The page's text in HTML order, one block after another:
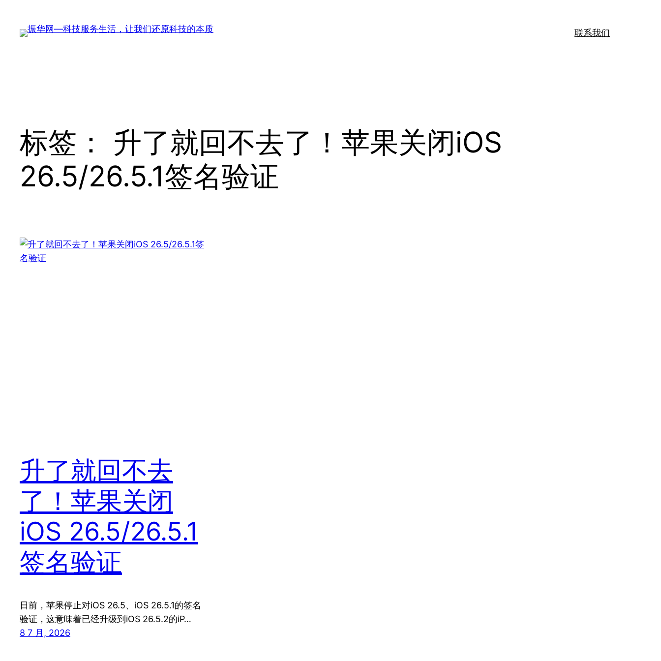
联系我们
标签： 升了就回不去了！苹果关闭iOS
26.5/26.5.1签名验证
升了就回不去
了！苹果关闭
iOS 26.5/26.5.1
签名验证
日前，苹果停止对iOS 26.5、iOS 26.5.1的签名
验证，这意味着已经升级到iOS 26.5.2的iP…
8 7 月, 2026